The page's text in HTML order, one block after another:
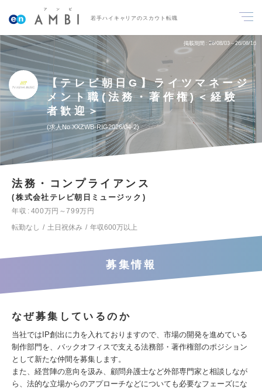
若手ハイキャリアのスカウト転職
掲載期間 26/08/03～26/08/16
【テレビ朝日G】ライツマネージ
メント職(法務・著作権)＜経験
者歓迎＞
求人No.XXZWB-RIG2026/04-2
法務・コンプライアンス
株式会社テレビ朝日ミュージック
年収
400万円～799万円
転勤なし
土日祝休み 年収600万以上
募集情報
なぜ募集しているのか
当社ではIP創出に力を入れておりますので、市場の開発を進めている
制作部門を、バックオフィスで支える法務部・著作権部のポジション
として新たな仲間を募集します。
また、経営陣の意向を汲み、顧問弁護士など外部専門家と相談しなが
ら、法的な立場からのアプローチなどについても必要なフェーズにな